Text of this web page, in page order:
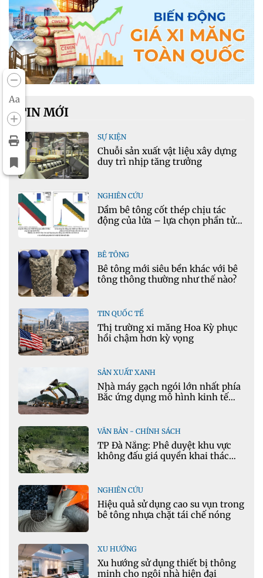
Aa
TIN MỚI
SỰ KIỆN
Chuỗi sản xuất vật liệu xây dựng
duy trì nhịp tăng trưởng
NGHIÊN CỨU
Dầm bê tông cốt thép chịu tác
động của lửa – lựa chọn phần tử
BÊ TÔNG
Bê tông mới siêu bền khác với bê
tông thông thường như thế nào?
TIN QUỐC TẾ
Thị trường xi măng Hoa Kỳ phục
hồi chậm hơn kỳ vọng
SẢN XUẤT XANH
Nhà máy gạch ngói lớn nhất phía
Bắc ứng dụng mô hình kinh tế
VĂN BẢN - CHÍNH SÁCH
TP Đà Nẵng: Phê duyệt khu vực
không đấu giá quyền khai thác
NGHIÊN CỨU
Hiệu quả sử dụng cao su vụn trong
bê tông nhựa chặt tái chế nóng
XU HƯỚNG
Xu hướng sử dụng thiết bị thông
minh cho ngôi nhà hiện đại